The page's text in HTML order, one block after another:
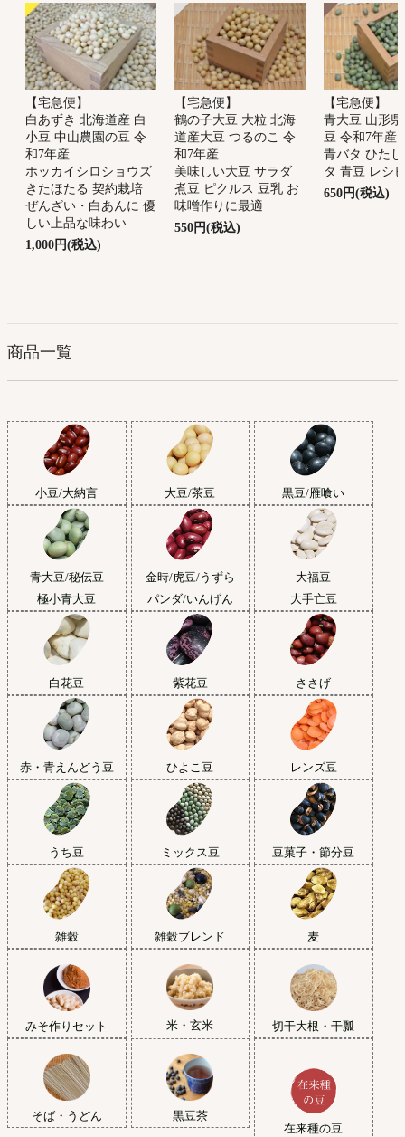
【宅急便】
白あずき 北海道産 白
小豆 中山農園の豆 令
和7年産
ホッカイシロショウズ
きたほたる 契約栽培
ぜんざい・白あんに 優
しい上品な味わい
1,000円(税込)
【宅急便】
鶴の子大豆 大粒 北海
道産大豆 つるのこ 令
和7年産
美味しい大豆 サラダ
煮豆 ピクルス 豆乳 お
味噌作りに最適
550円(税込)
【宅急便】
青大豆 山形
豆 令和7年産
青バタ ひた
タ 青豆 レシ
650円(税込)
商品一覧
小豆/大納言 大豆/茶豆 黒豆/雁喰い
青大豆/秘伝豆
極小青大豆
金時/虎豆/うずら
パンダ/いんげん
大福豆
大手亡豆
白花豆 紫花豆 ささげ
赤・青えんどう豆 ひよこ豆 レンズ豆
うち豆 ミックス豆 豆菓子・節分豆
雑穀 雑穀ブレンド 麦
みそ作りセット 米・玄米 切干大根・干瓢
そば・うどん
黒豆茶
在来種の豆